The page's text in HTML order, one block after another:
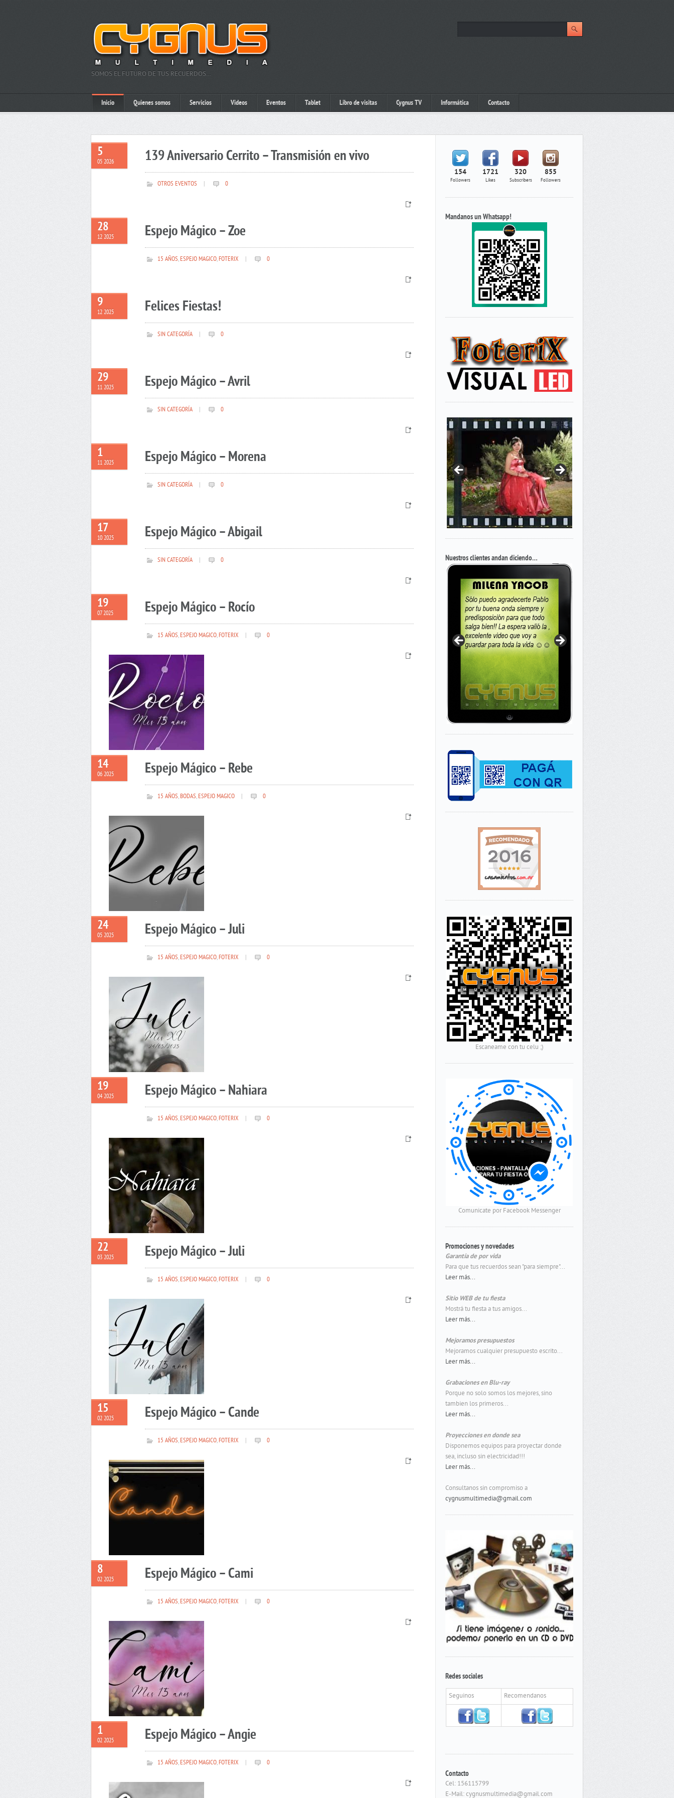
SOMOS EL FUTURO DE TUS RECUERDOS…
Inicio Quienes somos Servicios Videos Eventos Tablet Libro de visitas Cygnus TV Informática Contacto
5
05 2026 139 Aniversario Cerrito – Transmisión en vivo
OTROS EVENTOS 0
28
12 2025 Espejo Mágico – Zoe
15 AÑOS,ESPEJO MAGICO,FOTERIX 0
9
12 2025 Felices Fiestas!
SIN CATEGORÍA 0
29
11 2025 Espejo Mágico – Avril
SIN CATEGORÍA 0
1
11 2025 Espejo Mágico – Morena
SIN CATEGORÍA 0
17
10 2025 Espejo Mágico – Abigail
SIN CATEGORÍA 0
19
07 2025 Espejo Mágico – Rocío
15 AÑOS,ESPEJO MAGICO,FOTERIX 0
14
06 2025 Espejo Mágico – Rebe
15 AÑOS,BODAS,ESPEJO MAGICO 0
24
05 2025 Espejo Mágico – Juli
15 AÑOS,ESPEJO MAGICO,FOTERIX 0
19
04 2025 Espejo Mágico – Nahiara
15 AÑOS,ESPEJO MAGICO,FOTERIX 0
22
03 2025 Espejo Mágico – Juli
15 AÑOS,ESPEJO MAGICO,FOTERIX 0
15
02 2025 Espejo Mágico – Cande
15 AÑOS,ESPEJO MAGICO,FOTERIX 0
8
02 2025 Espejo Mágico – Cami
15 AÑOS,ESPEJO MAGICO,FOTERIX 0
1
02 2025 Espejo Mágico – Angie
15 AÑOS,ESPEJO MAGICO,FOTERIX 0
154
Followers
1721
Likes
320
Subscribers
855
Followers
Mandanos un Whatsapp!
Nuestros clientes andan diciendo…
Escaneame con tu celu ;)
Comunicate por Facebook Messenger
Promociones y novedades
Garantía de por vida
Para que tus recuerdos sean "para siempre"...
Leer más...
Sitio WEB de tu fiesta
Mostrá tu fiesta a tus amigos...
Leer más...
Mejoramos presupuestos
Mejoramos cualquier presupuesto escrito...
Leer más...
Grabaciones en Blu-ray
Porque no solo somos los mejores, sino
tambien los primeros...
Leer más...
Proyecciones en donde sea
Disponemos equipos para proyectar donde
sea, incluso sin electricidad!!!
Leer más...
Consultanos sin compromiso a
cygnusmultimedia@gmail.com
Redes sociales
Seguinos Recomendanos
Contacto
Cel: 156115799